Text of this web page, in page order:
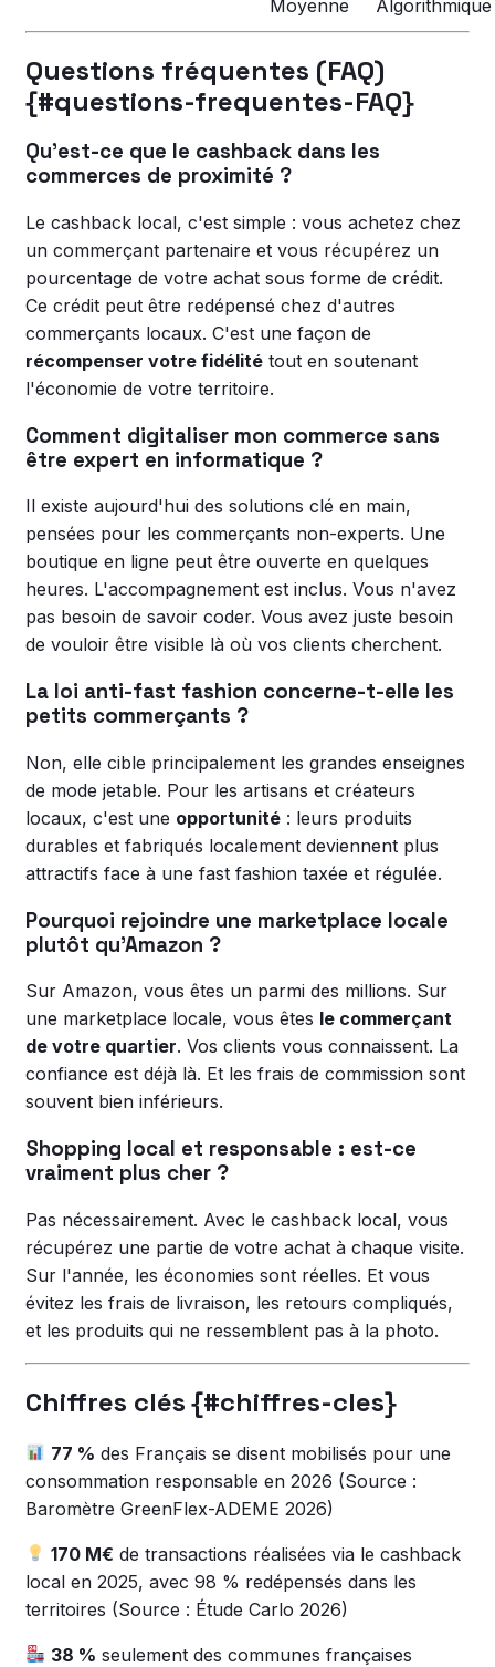
Moyenne Algorithmique
Questions fréquentes (FAQ)
{#questions-frequentes-FAQ}
Qu'est-ce que le cashback dans les
commerces de proximité ?
Le cashback local, c'est simple : vous achetez chez
un commerçant partenaire et vous récupérez un
pourcentage de votre achat sous forme de crédit.
Ce crédit peut être redépensé chez d'autres
commerçants locaux. C'est une façon de
récompenser votre fidélité tout en soutenant
l'économie de votre territoire.
Comment digitaliser mon commerce sans
être expert en informatique ?
Il existe aujourd'hui des solutions clé en main,
pensées pour les commerçants non-experts. Une
boutique en ligne peut être ouverte en quelques
heures. L'accompagnement est inclus. Vous n'avez
pas besoin de savoir coder. Vous avez juste besoin
de vouloir être visible là où vos clients cherchent.
La loi anti-fast fashion concerne-t-elle les
petits commerçants ?
Non, elle cible principalement les grandes enseignes
de mode jetable. Pour les artisans et créateurs
locaux, c'est une opportunité : leurs produits
durables et fabriqués localement deviennent plus
attractifs face à une fast fashion taxée et régulée.
Pourquoi rejoindre une marketplace locale
plutôt qu'Amazon ?
Sur Amazon, vous êtes un parmi des millions. Sur
une marketplace locale, vous êtes le commerçant
de votre quartier. Vos clients vous connaissent. La
confiance est déjà là. Et les frais de commission sont
souvent bien inférieurs.
Shopping local et responsable : est-ce
vraiment plus cher ?
Pas nécessairement. Avec le cashback local, vous
récupérez une partie de votre achat à chaque visite.
Sur l'année, les économies sont réelles. Et vous
évitez les frais de livraison, les retours compliqués,
et les produits qui ne ressemblent pas à la photo.
Chiffres clés {#chiffres-cles}
77 % des Français se disent mobilisés pour une
consommation responsable en 2026 (Source :
Baromètre GreenFlex-ADEME 2026)
170 M€ de transactions réalisées via le cashback
local en 2025, avec 98 % redépensés dans les
territoires (Source : Étude Carlo 2026)
38 % seulement des communes françaises